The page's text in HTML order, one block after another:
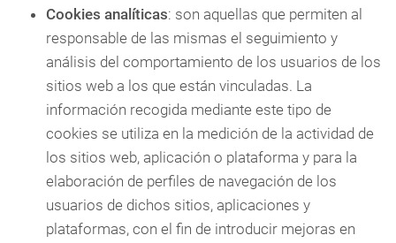
Cookies analíticas: son aquellas que permiten al
responsable de las mismas el seguimiento y
análisis del comportamiento de los usuarios de los
sitios web a los que están vinculadas. La
información recogida mediante este tipo de
cookies se utiliza en la medición de la actividad de
los sitios web, aplicación o plataforma y para la
elaboración de perfiles de navegación de los
usuarios de dichos sitios, aplicaciones y
plataformas, con el fin de introducir mejoras en